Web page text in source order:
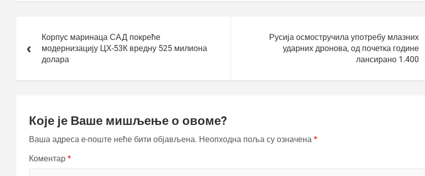
чланкаКорпус маринаца САД покреће
модернизацију ЦХ-53К вредну 525 милиона
долара
Русија осмостручила употребу млазних
ударних дронова, од почетка године
лансирано 1.400
Које је Ваше мишљење о овоме?
Ваша адреса е-поште неће бити објављена. Неопходна поља су означена *
Коментар *